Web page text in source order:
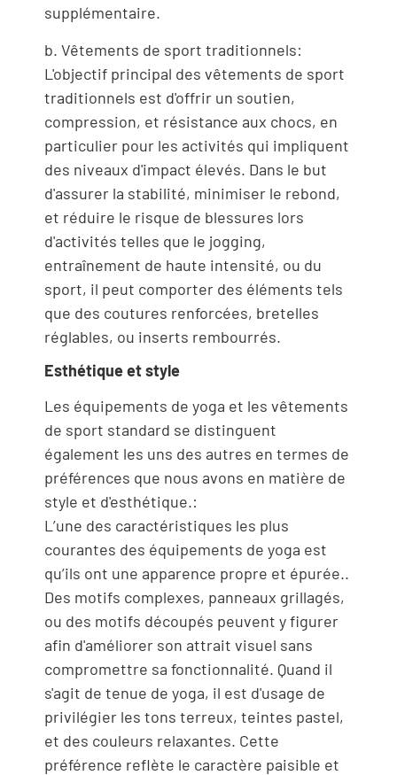
supplémentaire.
b. Vêtements de sport traditionnels:
L'objectif principal des vêtements de sport
traditionnels est d'offrir un soutien,
compression, et résistance aux chocs, en
particulier pour les activités qui impliquent
des niveaux d'impact élevés. Dans le but
d'assurer la stabilité, minimiser le rebond,
et réduire le risque de blessures lors
d'activités telles que le jogging,
entraînement de haute intensité, ou du
sport, il peut comporter des éléments tels
que des coutures renforcées, bretelles
réglables, ou inserts rembourrés.
Esthétique et style
Les équipements de yoga et les vêtements
de sport standard se distinguent
également les uns des autres en termes de
préférences que nous avons en matière de
style et d'esthétique.:
L’une des caractéristiques les plus
courantes des équipements de yoga est
qu’ils ont une apparence propre et épurée..
Des motifs complexes, panneaux grillagés,
ou des motifs découpés peuvent y figurer
afin d'améliorer son attrait visuel sans
compromettre sa fonctionnalité. Quand il
s'agit de tenue de yoga, il est d'usage de
privilégier les tons terreux, teintes pastel,
et des couleurs relaxantes. Cette
préférence reflète le caractère paisible et